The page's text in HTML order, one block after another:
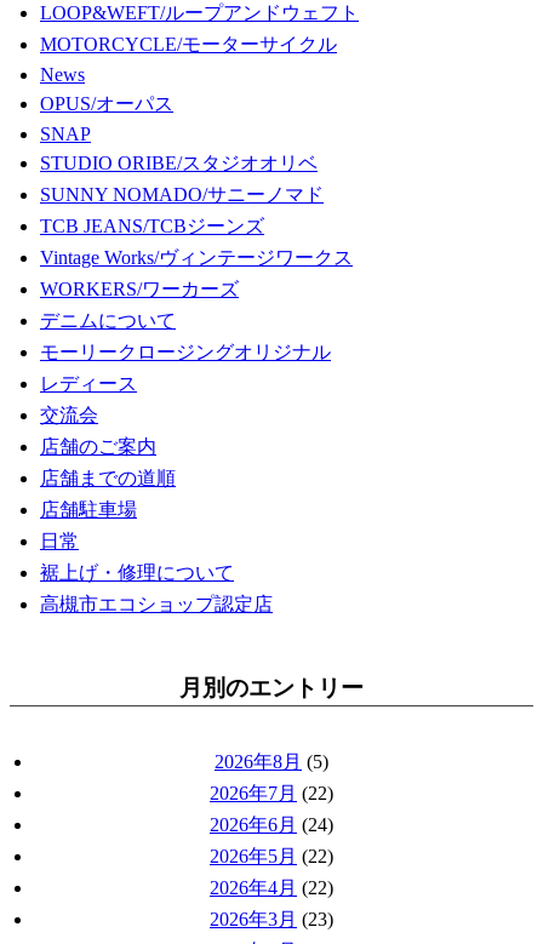
LOOP&WEFT/ループアンドウェフト
MOTORCYCLE/モーターサイクル
News
OPUS/オーパス
SNAP
STUDIO ORIBE/スタジオオリベ
SUNNY NOMADO/サニーノマド
TCB JEANS/TCBジーンズ
Vintage Works/ヴィンテージワークス
WORKERS/ワーカーズ
デニムについて
モーリークロージングオリジナル
レディース
交流会
店舗のご案内
店舗までの道順
店舗駐車場
日常
裾上げ・修理について
高槻市エコショップ認定店
月別のエントリー
2026年8月 (5)
2026年7月 (22)
2026年6月 (24)
2026年5月 (22)
2026年4月 (22)
2026年3月 (23)